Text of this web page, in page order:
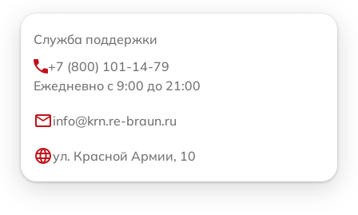
Служба поддержки
+7 (800) 101-14-79
Ежедневно с 9:00 до 21:00
info@krn.re-braun.ru
ул. Красной Армии, 10